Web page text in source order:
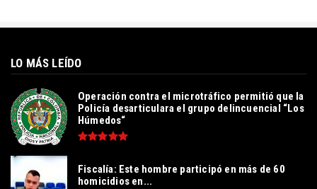
LO MÁS LEÍDO
Operación contra el microtráfico permitió que la
Policía desarticulara el grupo delincuencial “Los
Húmedos“
Fiscalía: Este hombre participó en más de 60
homicidios en...